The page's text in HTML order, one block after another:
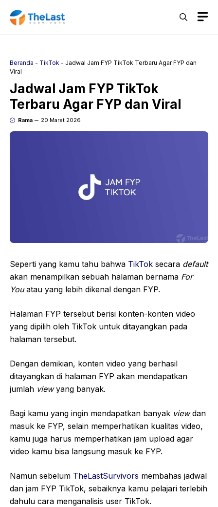
Beranda - TikTok - Jadwal Jam FYP TikTok Terbaru Agar FYP dan
Viral
Jadwal Jam FYP TikTok
Terbaru Agar FYP dan Viral
Rama 20 Maret 2026
Seperti yang kamu tahu bahwa TikTok secara default
akan menampilkan sebuah halaman bernama For
Youatau yang lebih dikenal dengan FYP.
Halaman FYP tersebut berisi konten-konten video
yang dipilih oleh TikTok untuk ditayangkan pada
halaman tersebut.
Dengan demikian, konten video yang berhasil
ditayangkan di halaman FYP akan mendapatkan
jumlah viewyang banyak.
Bagi kamu yang ingin mendapatkan banyak viewdan
masuk ke FYP, selain memperhatikan kualitas video,
kamu juga harus memperhatikan jam upload agar
video kamu bisa langsung masuk ke FYP.
Namun sebelum TheLastSurvivors membahas jadwal
dan jam FYP TikTok, sebaiknya kamu pelajari terlebih
dahulu cara menganalisis user TikTok.